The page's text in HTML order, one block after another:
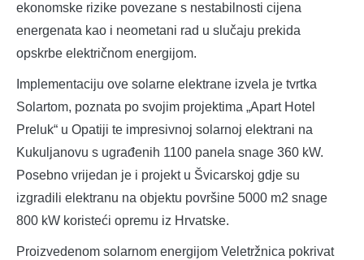
ekonomske rizike povezane s nestabilnosti cijena
energenata kao i neometani rad u slučaju prekida
opskrbe električnom energijom.
Implementaciju ove solarne elektrane izvela je tvrtka
Solartom, poznata po svojim projektima „Apart Hotel
Preluk“ u Opatiji te impresivnoj solarnoj elektrani na
Kukuljanovu s ugrađenih 1100 panela snage 360 kW.
Posebno vrijedan je i projekt u Švicarskoj gdje su
izgradili elektranu na objektu površine 5000 m2 snage
800 kW koristeći opremu iz Hrvatske.
Proizvedenom solarnom energijom Veletržnica pokrivat